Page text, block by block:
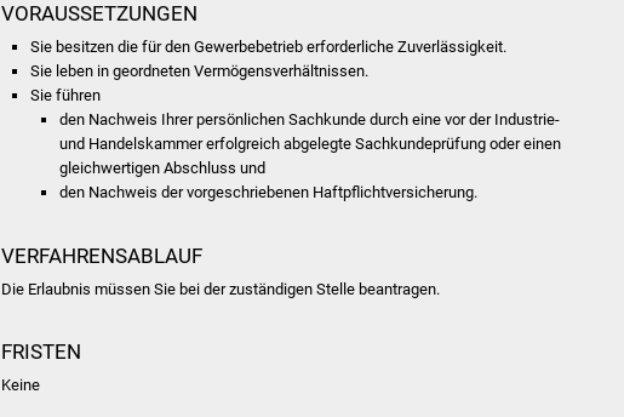
VORAUSSETZUNGEN
Sie besitzen die für den Gewerbebetrieb erforderliche Zuverlässigkeit.
Sie leben in geordneten Vermögensverhältnissen.
Sie führen
den Nachweis Ihrer persönlichen Sachkunde durch eine vor der Industrie-
und Handelskammer erfolgreich abgelegte Sachkundeprüfung oder einen
gleichwertigen Abschluss und
den Nachweis der vorgeschriebenen Haftpflichtversicherung.
VERFAHRENSABLAUF
Die Erlaubnis müssen Sie bei der zuständigen Stelle beantragen.
FRISTEN
Keine